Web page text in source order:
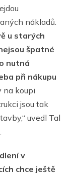
nákladů.
u starých
špatné
nutná
při nákupu
na koupi
jsou tak
uvedl Tal
v
chce ještě